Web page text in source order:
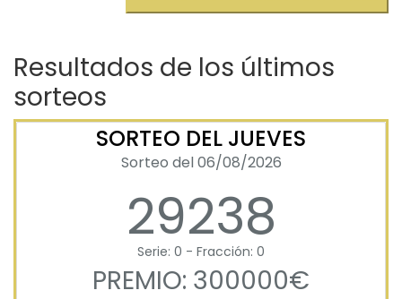
Resultados de los últimos
sorteos
SORTEO DEL JUEVES
Sorteo del 06/08/2026
29238
Serie: 0 - Fracción: 0
PREMIO: 300000€